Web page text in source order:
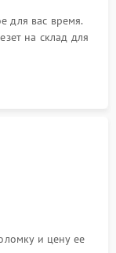
для вас время.
на склад для
и цену ее